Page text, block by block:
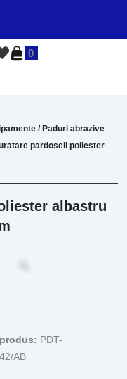
0
/Paduri abrazive
pardoseli poliester
albastru
PDT-
AB